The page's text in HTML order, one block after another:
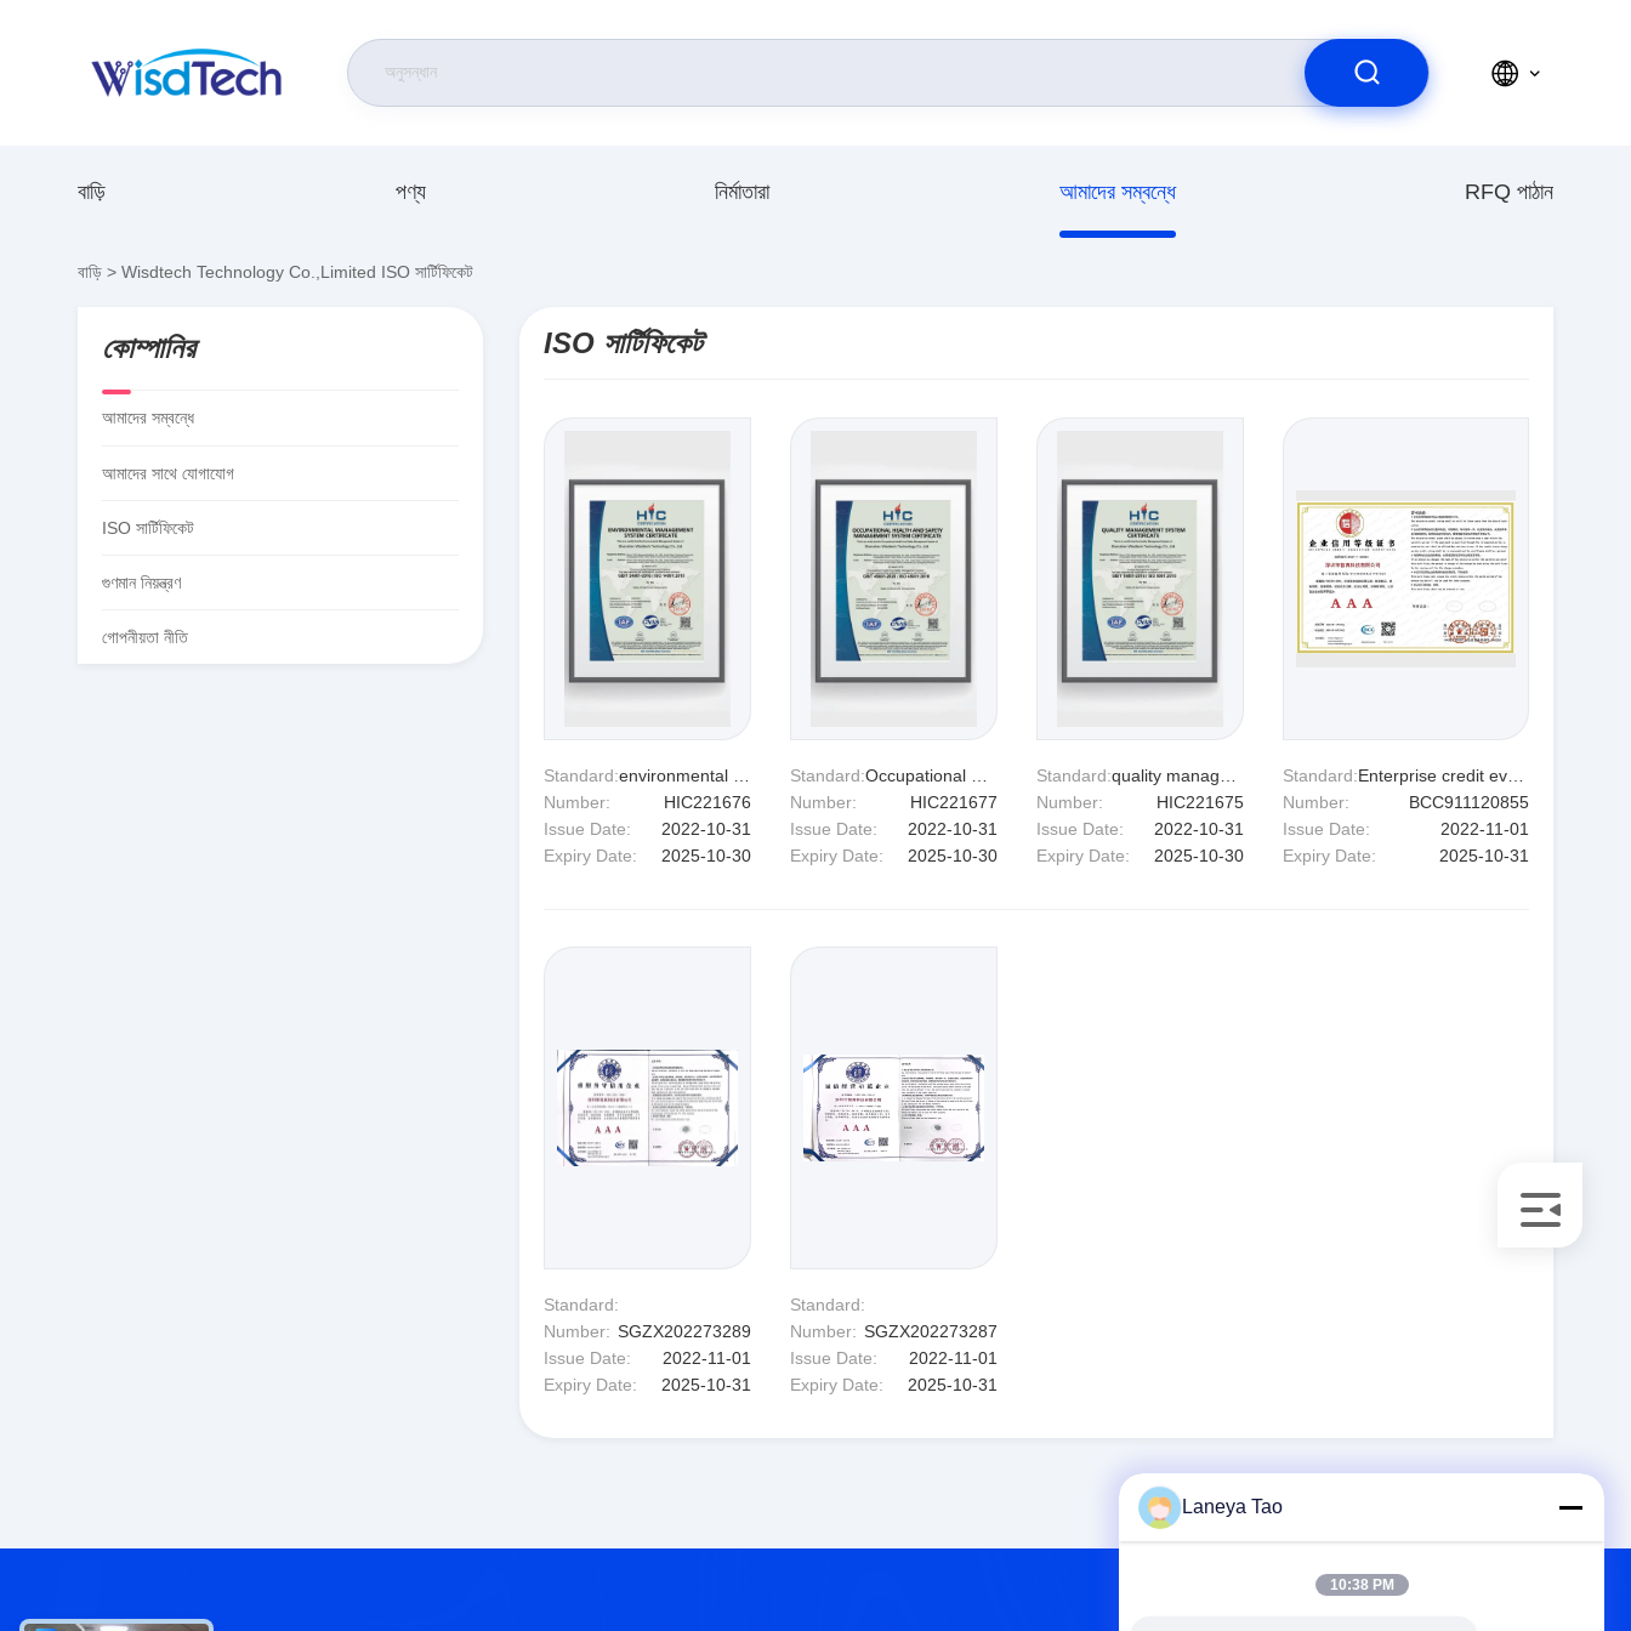
বাড়ি পণ্য নির্মাতারা আমাদের সম্বন্ধে RFQ পাঠান
বাড়ি > Wisdtech Technology Co.,Limited ISO সার্টিফিকেট
কোম্পানির
আমাদের সম্বন্ধে
আমাদের সাথে যোগাযোগ
ISO সার্টিফিকেট
গুণমান নিয়ন্ত্রণ
গোপনীয়তা নীতি
ISO সার্টিফিকেট
Standard:
Number:
HIC221676
Issue Date:
2022-10-31
Expiry Date:
2025-10-30
Standard:
Number:
HIC221677
Issue Date:
2022-10-31
Expiry Date:
2025-10-30
Standard:
Number:
HIC221675
Issue Date:
2022-10-31
Expiry Date:
2025-10-30
Standard:
Number:
BCC911120855
Issue Date:
2022-11-01
Expiry Date:
2025-10-31
Standard:
Number: SGZX202273289
Issue Date:
2022-11-01
Expiry Date:
2025-10-31
Standard:
Number: SGZX202273287
Issue Date:
2022-11-01
Expiry Date:
2025-10-31
Laneya Tao
10:38 PM